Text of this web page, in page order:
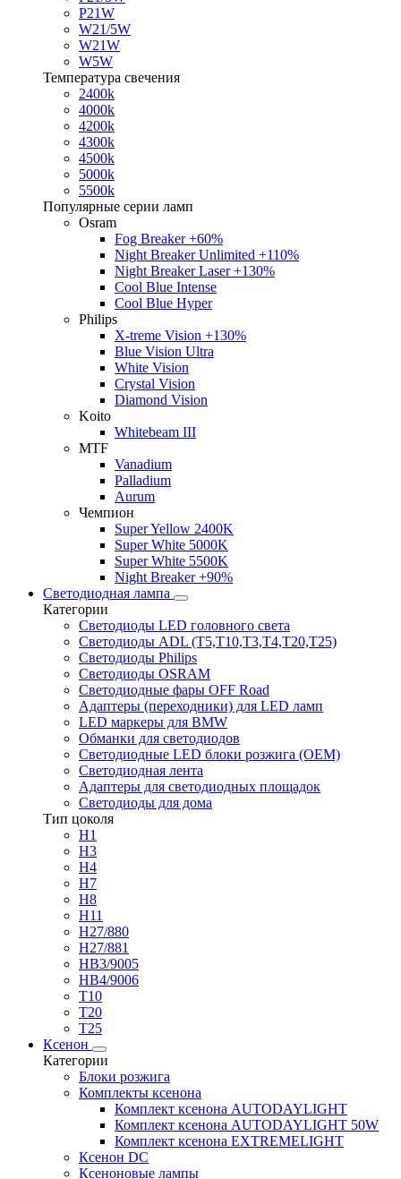
P21W
W21/5W
W21W
W5W
Температура свечения
2400k
4000k
4200k
4300k
4500k
5000k
5500k
Популярные серии ламп
Osram
Fog Breaker +60%
Night Breaker Unlimited +110%
Night Breaker Laser +130%
Cool Blue Intense
Cool Blue Hyper
Philips
X-treme Vision +130%
Blue Vision Ultra
White Vision
Crystal Vision
Diamond Vision
Koito
Whitebeam III
MTF
Vanadium
Palladium
Aurum
Чемпион
Super Yellow 2400K
Super White 5000K
Super White 5500K
Night Breaker +90%
Светодиодная лампа
Категории
Светодиоды LED головного света
Светодиоды ADL (T5,T10,T3,T4,T20,T25)
Светодиоды Philips
Светодиоды OSRAM
Светодиодные фары OFF Road
Адаптеры (переходники) для LED ламп
LED маркеры для BMW
Обманки для светодиодов
Светодиодные LED блоки розжига (OEM)
Светодиодная лента
Адаптеры для светодиодных площадок
Светодиоды для дома
Тип цоколя
H1
H3
H4
H7
H8
H11
H27/880
H27/881
HB3/9005
HB4/9006
T10
T20
T25
Ксенон
Категории
Блоки розжига
Комплекты ксенона
Комплект ксенона AUTODAYLIGHT
Комплект ксенона AUTODAYLIGHT 50W
Комплект ксенона EXTREMELIGHT
Ксенон DC
Ксеноновые лампы